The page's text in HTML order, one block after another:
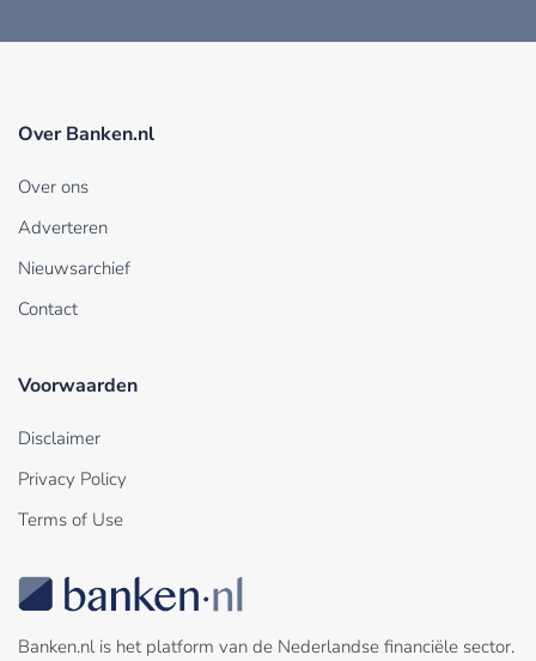
Over Banken.nl
Over ons
Adverteren
Nieuwsarchief
Contact
Voorwaarden
Disclaimer
Privacy Policy
Terms of Use
Banken.nl is het platform van de Nederlandse financiële sector.